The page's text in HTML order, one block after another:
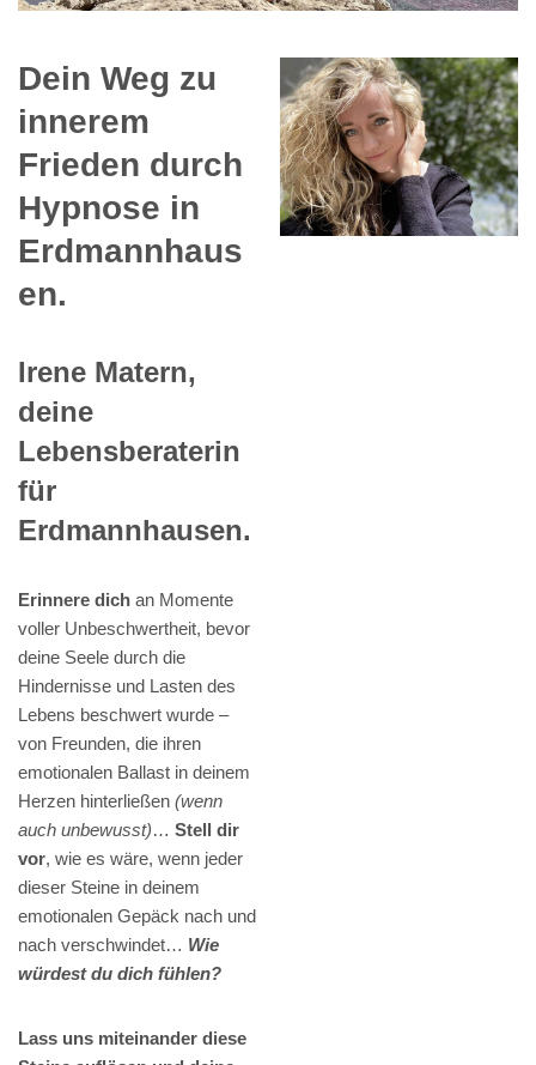
Dein Weg zu
innerem
Frieden durch
Hypnose in
Erdmannhaus
en.
Irene Matern,
deine
Lebensberaterin
für
Erdmannhausen.
Erinnere dich an Momente
voller Unbeschwertheit, bevor
deine Seele durch die
Hindernisse und Lasten des
Lebens beschwert wurde –
von Freunden, die ihren
emotionalen Ballast in deinem
Herzen hinterließen (wenn
auch unbewusst)… Stell dir
vor, wie es wäre, wenn jeder
dieser Steine in deinem
emotionalen Gepäck nach und
nach verschwindet… Wie
würdest du dich fühlen?
Lass uns miteinander diese